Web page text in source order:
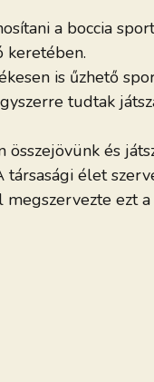
a boccia
keretében.
is űzhető
tudtak
és
élet
ezt